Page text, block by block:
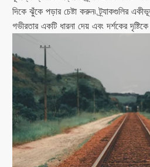
দিকে ঝুঁকে পড়ার চেষ্টা করুন৷ ট্র্যাকগুলির
গভীরতার একটি ধারনা দেয় এবং দর্শকের